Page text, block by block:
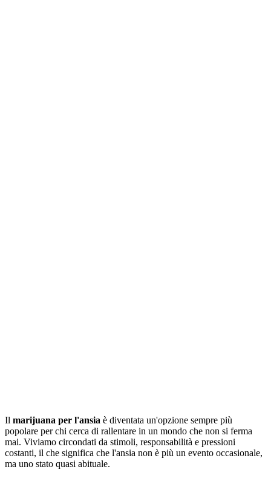
Il marijuana per l'ansia è diventata un'opzione sempre più
popolare per chi cerca di rallentare in un mondo che non si ferma
mai. Viviamo circondati da stimoli, responsabilità e pressioni
costanti, il che significa che l'ansia non è più un evento occasionale,
ma uno stato quasi abituale.